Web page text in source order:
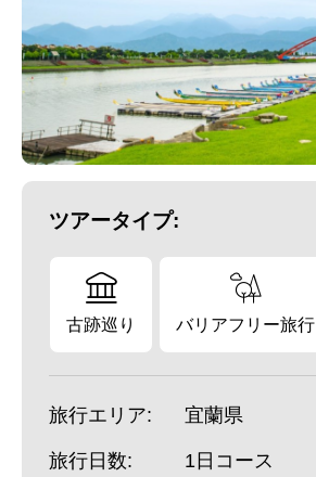
ツアータイプ:
古跡巡り バリアフリー旅行
旅行エリア: 宜蘭県
旅行日数: 1日コース